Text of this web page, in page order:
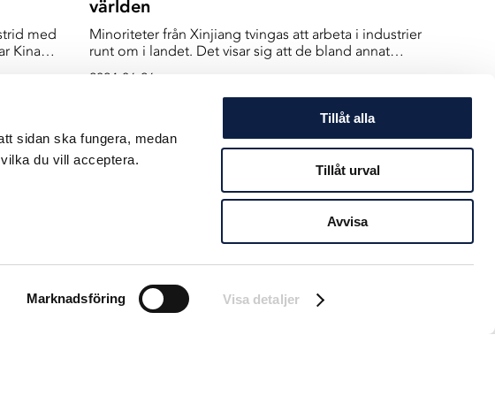
sidan ska fungera, medan
du vill acceptera.
Marknadsföring Visa detaljer
Tillåt alla
Tillåt urval
Avvisa
med
Kina
världen
Minoriteter från Xinjiang tvingas att arbeta i industrier
runt om i landet. Det visar sig att de bland annat
2024-06-26